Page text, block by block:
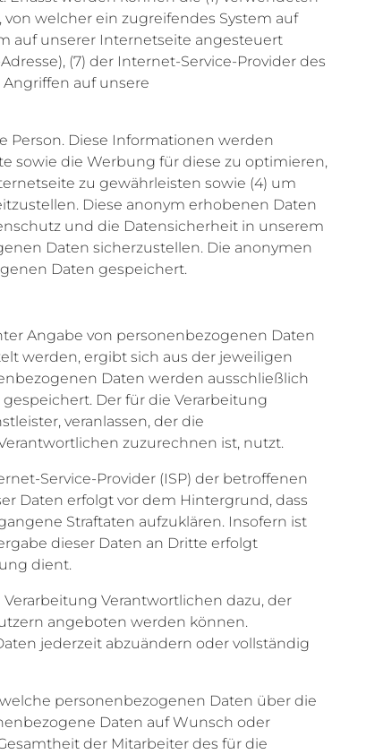
welcher ein zugreifendes System auf
auf unserer Internetseite angesteuert
(7) der Internet-Service-Provider des
auf unsere
Person. Diese Informationen werden
sowie die Werbung für diese zu optimieren,
zu gewährleisten sowie (4) um
Diese anonym erhobenen Daten
und die Datensicherheit in unserem
Daten sicherzustellen. Die anonymen
Daten gespeichert.
Angabe von personenbezogenen Daten
werden, ergibt sich aus der jeweiligen
Daten werden ausschließlich
Der für die Verarbeitung
veranlassen, der die
zuzurechnen ist, nutzt.
Service-Provider (ISP) der betroffenen
Daten erfolgt vor dem Hintergrund, dass
Straftaten aufzuklären. Insofern ist
dieser Daten an Dritte erfolgt
dient.
Verantwortlichen dazu, der
angeboten werden können.
jederzeit abzuändern oder vollständig
personenbezogenen Daten über die
Daten auf Wunsch oder
der Mitarbeiter des für die